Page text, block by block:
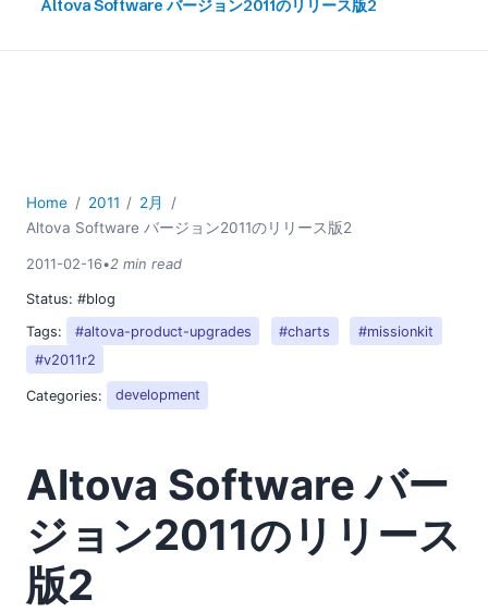
Altova Software バージョン2011のリリース版2
08
09
10
2010
2009
2008
Home 2011
2月
Altova Software バージョン2011のリリース版2
2011-02-16•2 min read
Status: #blog
Tags:
#altova-product-upgrades #charts
#missionkit
#v2011r2
Categories: development
Altova Software バー
ジョン2011のリリース
版2